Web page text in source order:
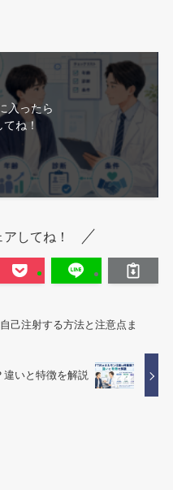
入ったら
てね！
してね！
己注射する方法と注意点ま
違いと特徴を解説